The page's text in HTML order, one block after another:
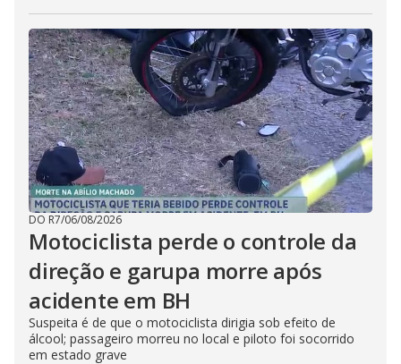
DO R7/06/08/2026
Motociclista perde o controle da
direção e garupa morre após
acidente em BH
Suspeita é de que o motociclista dirigia sob efeito de
álcool; passageiro morreu no local e piloto foi socorrido
em estado grave